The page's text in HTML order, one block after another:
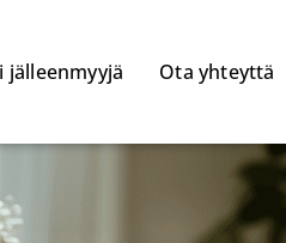
jälleenmyyjä Ota yhteyttä